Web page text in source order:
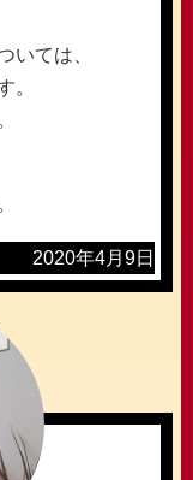
いては、
。
2020年4月9日